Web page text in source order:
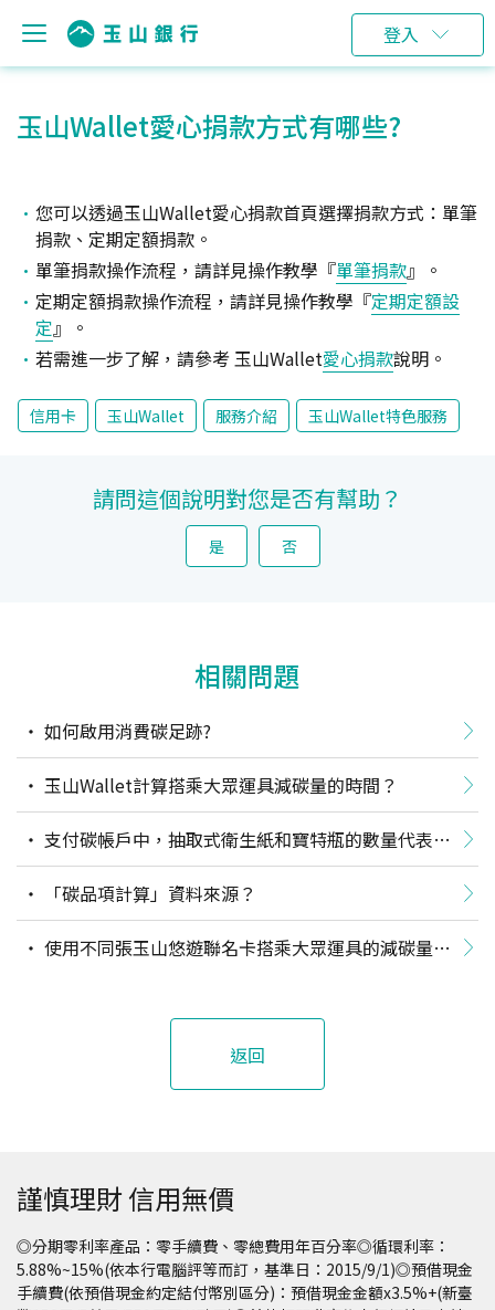
登入
玉山Wallet愛心捐款方式有哪些?
您可以透過玉山Wallet愛心捐款首頁選擇捐款方式：單筆
捐款、定期定額捐款。
單筆捐款操作流程，請詳見操作教學『單筆捐款』。
定期定額捐款操作流程，請詳見操作教學『定期定額設
定』。
若需進一步了解，請參考 玉山Wallet愛心捐款說明。
信用卡 玉山Wallet 服務介紹 玉山Wallet特色服務
請問這個說明對您是否有幫助？
是 否
相關問題
如何啟用消費碳足跡?
玉山Wallet計算搭乘大眾運具減碳量的時間？
意思是什麼？
「碳品項計算」資料來源？
返回
謹慎理財 信用無價
◎分期零利率產品：零手續費、零總費用年百分率◎循環利率：
5.88%~15%(依本行電腦評等而訂，基準日：2015/9/1)◎預借現金
手續費(依預借現金約定結付幣別區分)：預借現金金額x3.5%+(新臺